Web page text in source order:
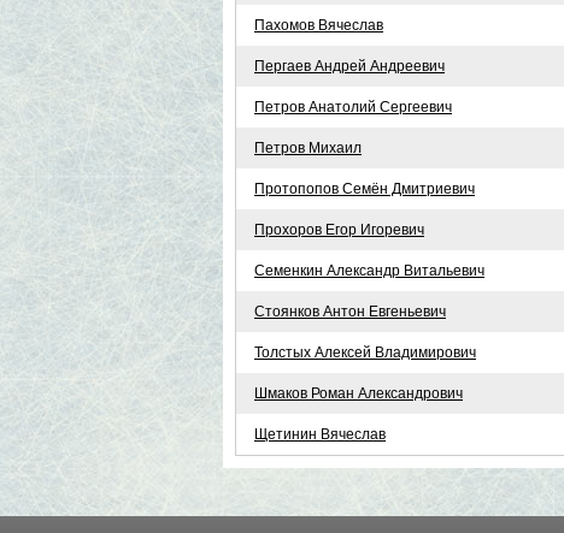
Пахомов Вячеслав
Пергаев Андрей Андреевич
Петров Анатолий Сергеевич
Петров Михаил
Протопопов Семён Дмитриевич
Прохоров Егор Игоревич
Семенкин Александр Витальевич
Стоянков Антон Евгеньевич
Толстых Алексей Владимирович
Шмаков Роман Александрович
Щетинин Вячеслав